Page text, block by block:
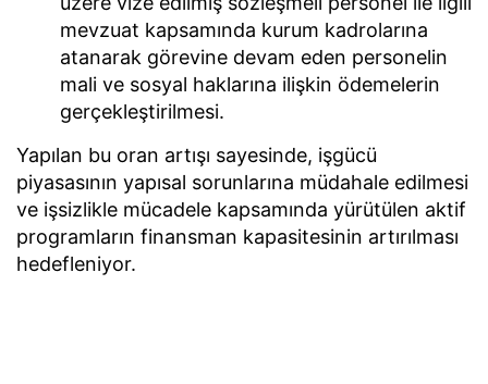
mevzuat kapsamında kurum kadrolarına
atanarak görevine devam eden personelin
mali ve sosyal haklarına ilişkin ödemelerin
gerçekleştirilmesi.
Yapılan bu oran artışı sayesinde, işgücü
piyasasının yapısal sorunlarına müdahale edilmesi
ve işsizlikle mücadele kapsamında yürütülen aktif
programların finansman kapasitesinin artırılması
hedefleniyor.